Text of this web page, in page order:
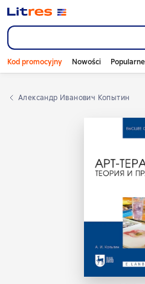
Kod promocyjny Nowości Popularne
Александр Иванович Копытин